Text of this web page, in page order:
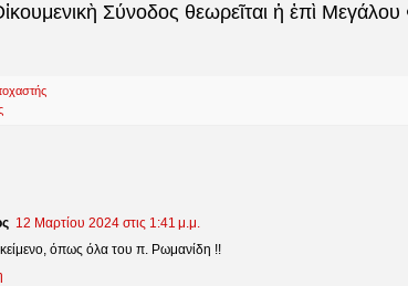
Σύνοδος θεωρεῖται ἡ ἐπὶ
12 Μαρτίου 2024 στις 1:41 μ.μ.
όπως όλα του π. Ρωμανίδη !!